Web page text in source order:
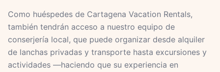
Como huéspedes de Cartagena Vacation Rentals,
también tendrán acceso a nuestro equipo de
conserjería local, que puede organizar desde alquiler
de lanchas privadas y transporte hasta excursiones y
actividades —haciendo que su experiencia en